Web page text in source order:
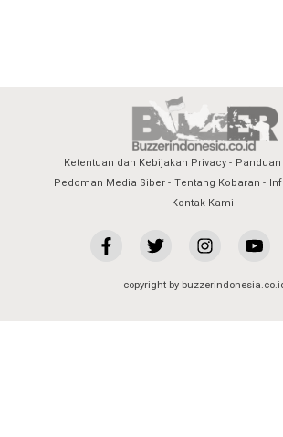
Ketentuan dan Kebijakan Privacy
Pedoman Media Siber
Tentang Kobaran
Kontak Kami
copyright by